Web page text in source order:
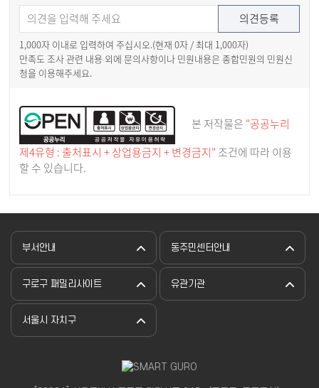
1,000자 이내로 입력하여 주십시오.(현재 0자 / 최대 1,000자)
만족도 조사 관련 내용 외에 문의사항이나 민원내용은 종합민원의 민원신
청을 이용해주세요.
본 저작물은 "공공누리
제4유형 : 출처표시 + 상업용금지 + 변경금지" 조건에 따라 이용
할 수 있습니다.
부서안내 동주민센터안내
구로구 패밀리사이트 유관기관
서울시 자치구